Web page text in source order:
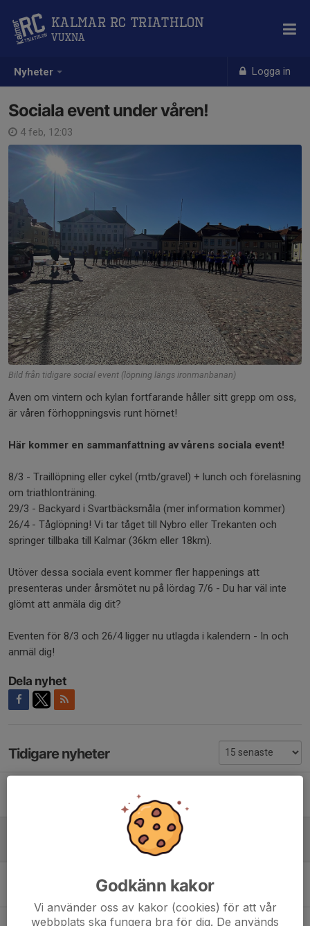
Nyheter Logga in
Kalmar RC Triathlon
Vuxna
Sociala event under våren!
4 feb, 12:03
Bild från tidigare social event (löpning längs ironmanbanan)
Även om vintern och kylan fortfarande håller sitt grepp om oss,
är våren förhoppningsvis runt hörnet!
Här kommer en sammanfattning av vårens sociala event!
8/3 - Traillöpning eller cykel (mtb/gravel) + lunch och föreläsning
om triathlonträning.
29/3 - Backyard i Svartbäcksmåla (mer information kommer)
26/4 - Tåglöpning! Vi tar tåget till Nybro eller Trekanten och
springer tillbaka till Kalmar (36km eller 18km).
Utöver dessa sociala event kommer fler happenings att
presenteras under årsmötet nu på lördag 7/6 - Du har väl inte
glömt att anmäla dig dit?
Eventen för 8/3 och 26/4 ligger nu utlagda i kalendern - In och
anmäl dig!
Dela nyhet
Tidigare nyheter
Sociala event under våren!
10 okt 2025
BÖDA SAND
Godkänn kakor
Vi använder oss av kakor (cookies) för att vår
webbplats ska fungera bra för dig. De används